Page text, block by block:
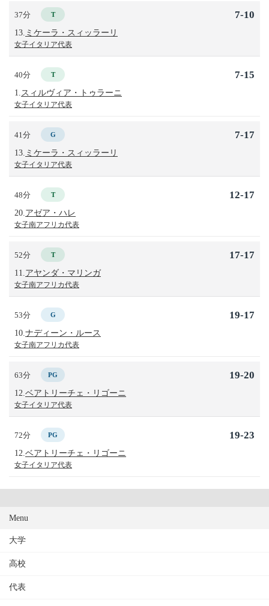
37分 T
13. ミケーラ・スィッラーリ
女子イタリア代表
7-10
40分 T
1. スィルヴィア・トゥラーニ
女子イタリア代表
7-15
41分 G
13. ミケーラ・スィッラーリ
女子イタリア代表
7-17
48分 T
20. アゼア・ハレ
女子南アフリカ代表
12-17
52分 T
11. アヤンダ・マリンガ
女子南アフリカ代表
17-17
53分 G
10. ナディーン・ルース
女子南アフリカ代表
19-17
63分 PG
12. ベアトリーチェ・リゴーニ
女子イタリア代表
19-20
72分 PG
12. ベアトリーチェ・リゴーニ
女子イタリア代表
19-23
Menu
大学
高校
代表